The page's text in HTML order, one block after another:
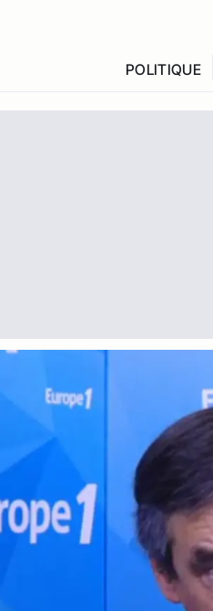
POLITIQUE